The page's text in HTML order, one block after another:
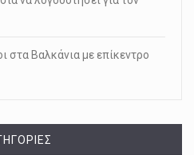
στα Βαλκάνια με επίκεντρο